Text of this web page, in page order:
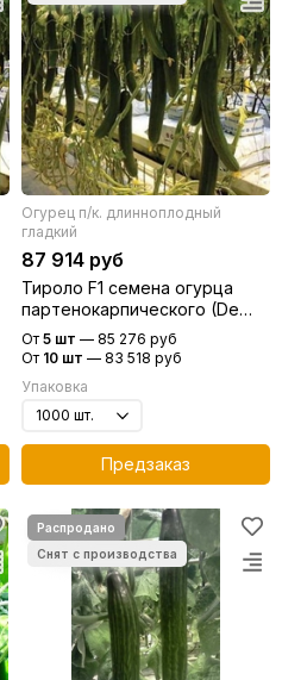
Огурец п/к. длинноплодный
гладкий
87 914 руб
Тироло F1 семена огурца
партенокарпического (De
Ruiter Seeds / Де Ройтер
Сидс)
От 5 шт — 85 276 руб
От 10 шт — 83 518 руб
Упаковка
Предзаказ